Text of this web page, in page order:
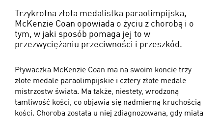
Trzykrotna złota medalistka paraolimpijska,
McKenzie Coan opowiada o życiu z chorobą i o
tym, w jaki sposób pomaga jej to w
przezwyciężaniu przeciwności i przeszkód.
Pływaczka McKenzie Coan ma na swoim koncie trzy
złote medale paraolimpijskie i cztery złote medale
mistrzostw świata. Ma także, niestety, wrodzoną
łamliwość kości, co objawia się nadmierną kruchością
kości. Choroba została u niej zdiagnozowana, gdy miała